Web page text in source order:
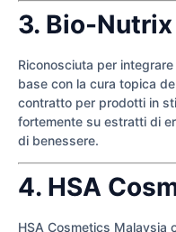
3. Bio-
Riconosciuta per
base con la cura topica
contratto per prodotti in
fortemente su estratti di
di benessere.
4. HSA
HSA Cosmetics Malaysia